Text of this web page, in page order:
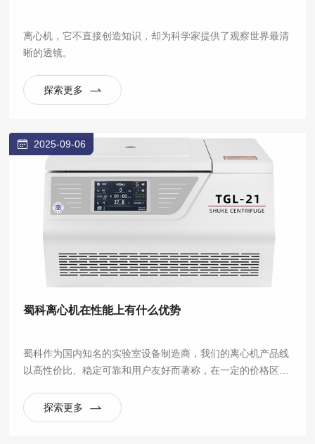
离心机，它不直接创造知识，却为科学家提供了观察世界最清
晰的透镜。
探索更多
2025-09-06
蜀科离心机在性能上有什么优势
蜀科作为国内知名的实验室设备制造商，我们的离心机产品线
以高性价比、稳定可靠和用户友好而著称，在一定的价格区间
探索更多